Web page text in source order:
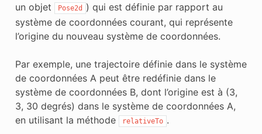
un objet
Pose2d
) qui est définie par rapport au
système de coordonnées courant, qui représente
l’origine du nouveau système de coordonnées.
Par exemple, une trajectoire définie dans le système
de coordonnées A peut être redéfinie dans le
système de coordonnées B, dont l’origine est à (3,
3, 30 degrés) dans le système de coordonnées A,
en utilisant la méthode
relativeTo .